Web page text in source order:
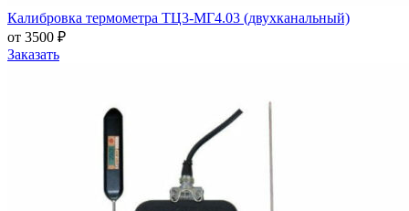
Калибровка термометра ТЦ3-МГ4.03 (двухканальный)
от 3500 ₽
Заказать